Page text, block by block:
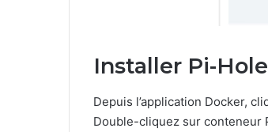
Installer Pi-
Depuis l’application Docker,
Double-cliquez sur conteneur